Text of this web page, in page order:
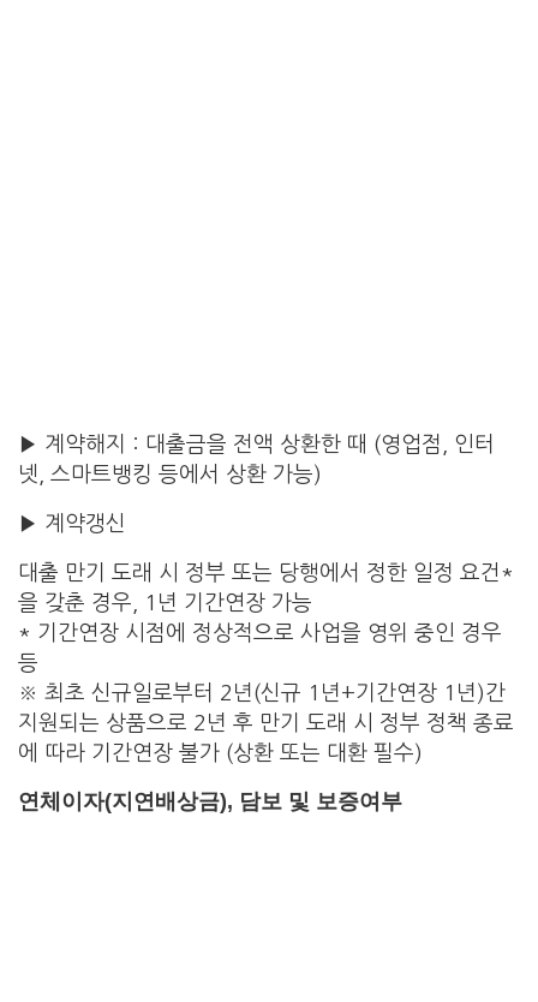
▶ 계약해지 : 대출금을 전액 상환한 때 (영업점, 인터
넷, 스마트뱅킹 등에서 상환 가능)
▶ 계약갱신
대출 만기 도래 시 정부 또는 당행에서 정한 일정 요건*
을 갖춘 경우, 1년 기간연장 가능
* 기간연장 시점에 정상적으로 사업을 영위 중인 경우
등
※ 최초 신규일로부터 2년(신규 1년+기간연장 1년)간
지원되는 상품으로 2년 후 만기 도래 시 정부 정책 종료
에 따라 기간연장 불가 (상환 또는 대환 필수)
연체이자(지연배상금), 담보 및 보증여부